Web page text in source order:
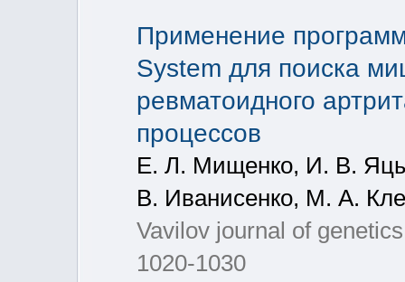
Применение
System для поиска
ревматоидного
процессов
Е. Л. Мищенко, И. В.
В. Иванисенко, М. А.
Vavilov journal of
1020-1030